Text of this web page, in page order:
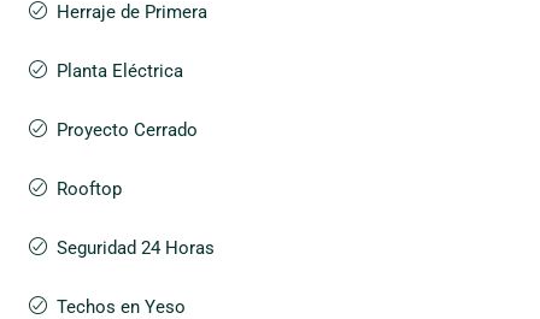
Herraje de Primera
Planta Eléctrica
Proyecto Cerrado
Rooftop
Seguridad 24 Horas
Techos en Yeso